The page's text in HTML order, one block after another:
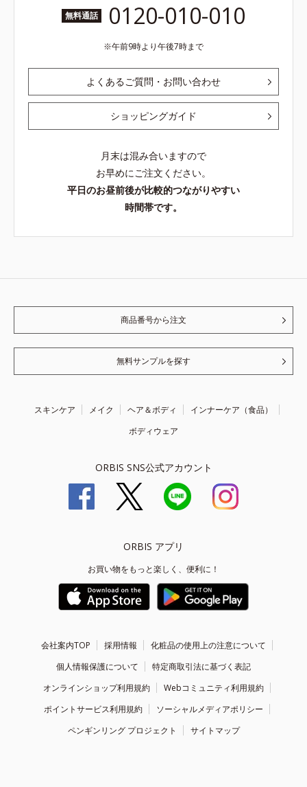
無料通話 0120-010-010
午前9時より午後7時まで
よくあるご質問・お問い合わせ
ショッピングガイド
月末は混み合いますので
お早めにご注文ください。
平日のお昼前後が比較的つながりやすい
時間帯です。
商品番号から注文
無料サンプルを探す
スキンケア メイク ヘア＆ボディ
インナーケア（食品）
ボディウェア
ORBIS SNS公式アカウント
ORBIS アプリ
お買い物をもっと楽しく、便利に！
会社案内TOP 採用情報
化粧品の使用上の注意について
個人情報保護について
特定商取引法に基づく表記
オンラインショップ利用規約
Webコミュニティ利用規約
ポイントサービス利用規約
ソーシャルメディアポリシー
ペンギンリング プロジェクト
サイトマップ